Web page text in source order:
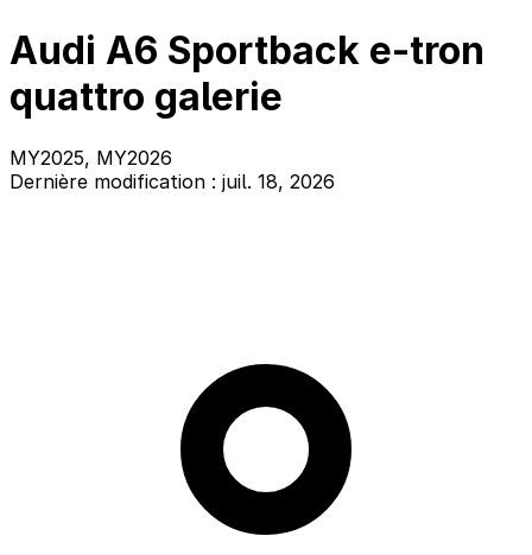
Audi A6 Sportback e-tron
quattro galerie
MY2025, MY2026
Dernière modification : juil. 18, 2026